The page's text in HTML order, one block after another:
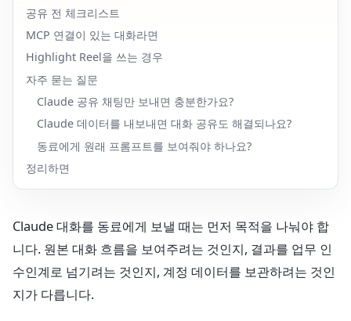
공유 전 체크리스트
MCP 연결이 있는 대화라면
Highlight Reel을 쓰는 경우
자주 묻는 질문
Claude 공유 채팅만 보내면 충분한가요?
Claude 데이터를 내보내면 대화 공유도 해결되나요?
동료에게 원래 프롬프트를 보여줘야 하나요?
정리하면
Claude 대화를 동료에게 보낼 때는 먼저 목적을 나눠야 합
니다. 원본 대화 흐름을 보여주려는 것인지, 결과를 업무 인
수인계로 넘기려는 것인지, 계정 데이터를 보관하려는 것인
지가 다릅니다.